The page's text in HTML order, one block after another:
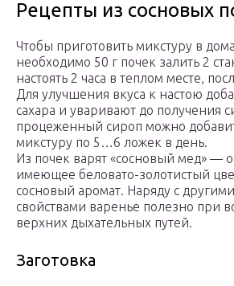
Рецепты из сосновых
Чтобы приготовить микстуру в
необходимо 50 г почек залить 2
настоять 2 часа в теплом месте,
Для улучшения вкуса к настою
сахара и уваривают до получения
процеженный сироп можно
микстуру по 5…6 ложек в день.
Из почек варят «сосновый мед» —
имеющее беловато-золотистый
сосновый аромат. Наряду с
свойствами варенье полезно при
верхних дыхательных путей.
Заготовка